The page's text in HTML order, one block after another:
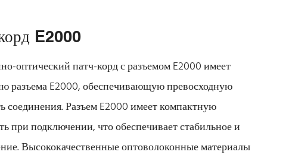
E2000
оптический патч-корд с разъемом E2000 имеет
разъема E2000, обеспечивающую превосходную
соединения. Разъем E2000 имеет компактную
при подключении, что обеспечивает стабильное и
Высококачественные оптоволоконные материалы